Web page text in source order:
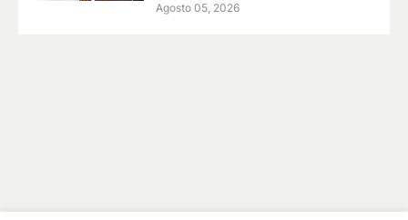
Agosto 05, 2026